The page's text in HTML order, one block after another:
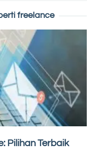
freelance
Pilihan Terbaik